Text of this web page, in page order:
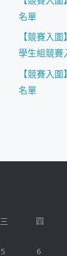
名單
【競賽入
學生組競賽
【競賽入
名單
三 四
5 6